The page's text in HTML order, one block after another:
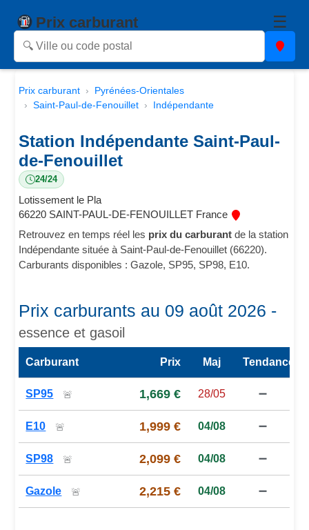
Prix carburant ☰
Prix carburant
Pyrénées-Orientales
Saint-Paul-de-Fenouillet
Indépendante
Station Indépendante Saint-Paul-
de-Fenouillet
24/24
Lotissement le Pla
66220 SAINT-PAUL-DE-FENOUILLET France
Retrouvez en temps réel les prix du carburant de la station
Indépendante située à Saint-Paul-de-Fenouillet (66220).
Carburants disponibles : Gazole, SP95, SP98, E10.
Prix carburants au 09 août 2026 -
essence et gasoil
Carburant Prix Maj Tendance
SP95 🚨 1,669 € 28/05 ➖
E10 🚨 1,999 € 04/08 ➖
SP98 🚨 2,099 € 04/08 ➖
Gazole 🚨 2,215 € 04/08 ➖